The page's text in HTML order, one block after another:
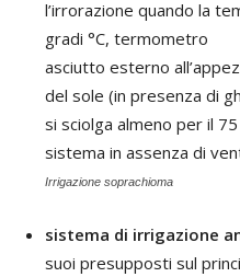
l’irrorazione quando la
gradi °C, termometro
asciutto esterno
del sole (in presenza di
si sciolga almeno per il
sistema in assenza di
Irrigazione soprachioma
sistema di irrigazione
suoi presupposti sul